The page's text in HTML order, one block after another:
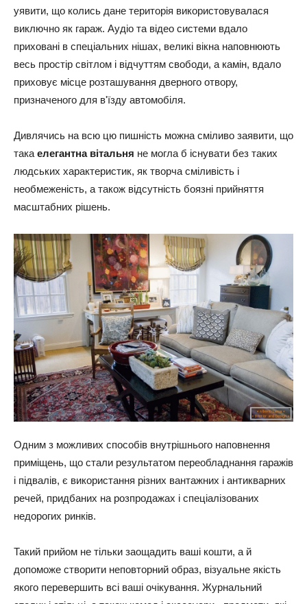
уявити, що колись дане територія використовувалася
виключно як гараж. Аудіо та відео системи вдало
приховані в спеціальних нішах, великі вікна наповнюють
весь простір світлом і відчуттям свободи, а камін, вдало
приховує місце розташування дверного отвору,
призначеного для в'їзду автомобіля.
Дивлячись на всю цю пишність можна сміливо заявити, що
така елегантна вітальня не могла б існувати без таких
людських характеристик, як творча сміливість і
необмеженість, а також відсутність боязні прийняття
масштабних рішень.
Одним з можливих способів внутрішнього наповнення
приміщень, що стали результатом переобладнання гаражів
і підвалів, є використання різних вантажних і антикварних
речей, придбаних на розпродажах і спеціалізованих
недорогих ринків.
Такий прийом не тільки заощадить ваші кошти, а й
допоможе створити неповторний образ, візуальне якість
якого перевершить всі ваші очікування. Журнальний